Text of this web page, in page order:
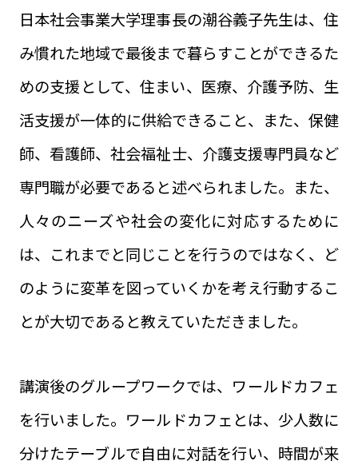
日本社会事業大学理事長の潮谷義子先生は、住
み慣れた地域で最後まで暮らすことができるた
めの支援として、住まい、医療、介護予防、生
活支援が一体的に供給できること、また、保健
師、看護師、社会福祉士、介護支援専門員など
専門職が必要であると述べられました。また、
人々のニーズや社会の変化に対応するために
は、これまでと同じことを行うのではなく、ど
のように変革を図っていくかを考え行動するこ
とが大切であると教えていただきました。
講演後のグループワークでは、ワールドカフェ
を行いました。ワールドカフェとは、少人数に
分けたテーブルで自由に対話を行い、時間が来